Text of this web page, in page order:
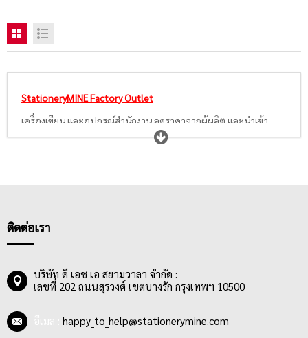
StationeryMINE Factory Outlet
เครื่องเขียน และอุปกรณ์สำนักงาน ลดราคาจากผู้ผลิต และนำเข้า
StationeryMINE Factory Outlet เป็นแหล่งรวมสินค้าเครื่องเขียน
สามารถซื้อไปใช้งานได้ทันที รวมถึงยอมรับในตัวสินค้า และรูปแบบ
ราคาพิเศษ ลดล้างสต๊อก ราคาถูกจริง ลดแล้วลดอีก
เช่น แฟ้มสภาพดีปกสีผิดสเปค, สีไม้เปลียนหน้าตาบรรจุภัณฑ์, สมุด
แพ็คเกจพิเศษ, ดินสอแตกแพ็คจากการขนส่ง ฯลฯ
ติดต่อเรา
บริษัท ดี เอช เอ สยามวาลา จำกัด :
เลขที่ 202 ถนนสุรวงศ์ เขตบางรัก กรุงเทพฯ 10500
happy_to_help@stationerymine.com